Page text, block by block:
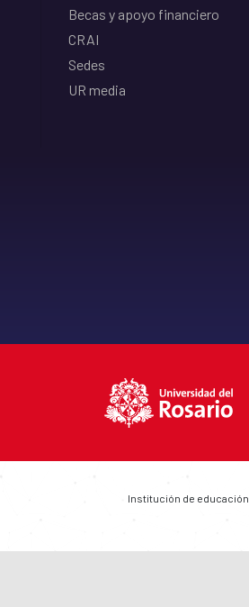
Becas y apoyo financiero
CRAI
Sedes
UR media
Institución de